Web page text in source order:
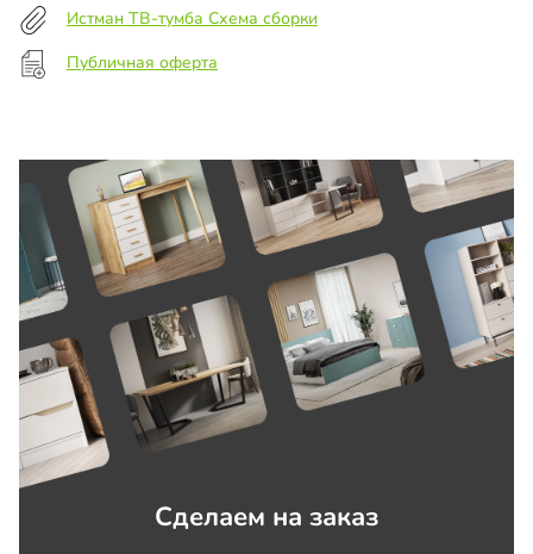
Истман ТВ-тумба Схема сборки
Публичная оферта
Сделаем на заказ